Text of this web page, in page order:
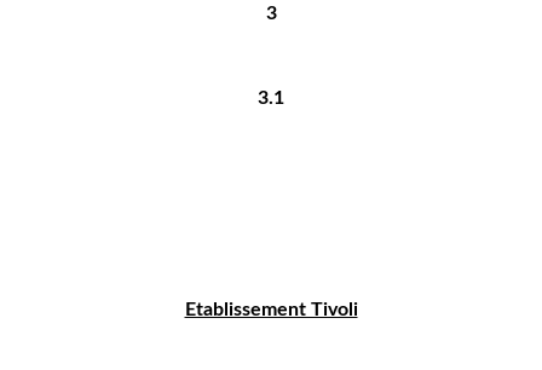
3
3.1
Etablissement Tivoli